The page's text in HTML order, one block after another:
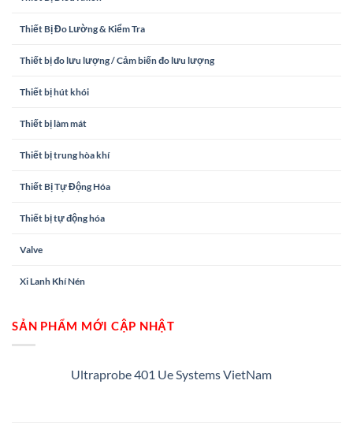
Thiết Bị Đo Lường & Kiểm Tra
Thiết bị đo lưu lượng / Cảm biến đo lưu lượng
Thiết bị hút khói
Thiết bị làm mát
Thiết bị trung hòa khí
Thiết Bị Tự Động Hóa
Thiết bị tự động hóa
Valve
Xi Lanh Khí Nén
SẢN PHẨM MỚI CẬP NHẬT
Ultraprobe 401 Ue Systems VietNam